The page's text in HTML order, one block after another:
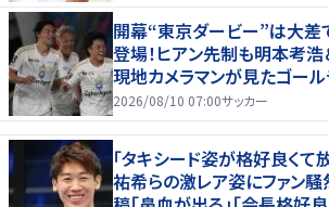
開幕“東京ダービー”は大差
登場！ヒアン先制も明本考
現地カメラマンが見たゴー
2026/08/10 07:00サッカー
「タキシード姿が格好良くて
祐希らの激レア姿にファン